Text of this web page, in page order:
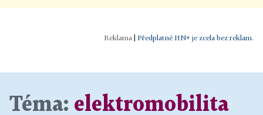
Předplatné HN+ je zcela bez reklam.
Téma: elektromobilita